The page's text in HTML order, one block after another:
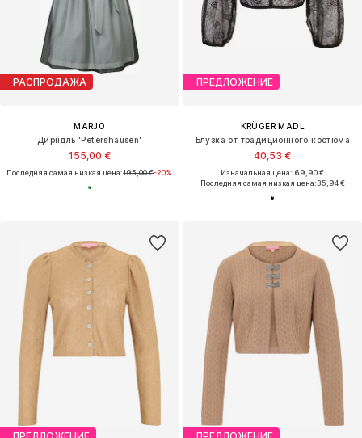
РАСПРОДАЖА
MARJO
Дирндль 'Petershausen'
155,00 €
Последняя самая низкая цена:195,00 €-20%
ПРЕДЛОЖЕНИЕ
KRÜGER MADL
Блузка от традиционного костюма
40,53 €
Изначальная цена: 69,90 €
Последняя самая низкая цена:35,94 €